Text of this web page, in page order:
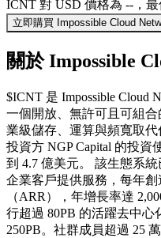
ICNT 對 USD 價格為 --，最
立即購買 Impossible Cloud
關於 Impossible
$ICNT 是 Impossible Cloud
一個開放、無許可且可組
業級儲存、運算與頻寬取
投資方 NGP Capital 的投
到 4.7 億美元。 該生態系
企業客戶提供服務，每年
（ARR），年增長率達
行超過 80PB 的活躍去中
250PB。社群成員超過 25